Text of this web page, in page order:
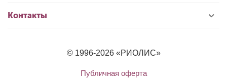
Контакты
© 1996-2026 «РИОЛИС»
Публичная оферта